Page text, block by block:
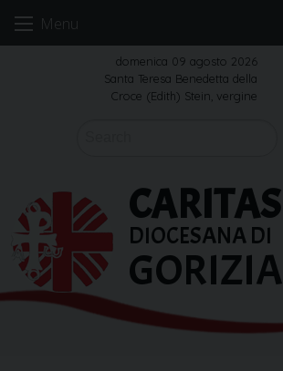
Menu
domenica 09 agosto 2026
Santa Teresa Benedetta della
Croce (Edith) Stein, vergine
CARITAS
DIOCESANA DI
GORIZIA